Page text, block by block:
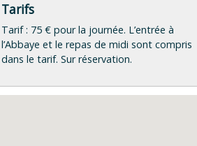
Tarifs
Tarif : 75 € pour la journée. L’entrée à
l’Abbaye et le repas de midi sont compris
dans le tarif. Sur réservation.